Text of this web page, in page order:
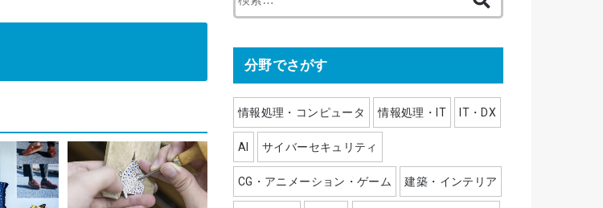
索
分野でさがす
情報処理・コンピュータ 情報処理・IT IT・DX
AI サイバーセキュリティ
CG・アニメーション・ゲーム 建築・インテリア